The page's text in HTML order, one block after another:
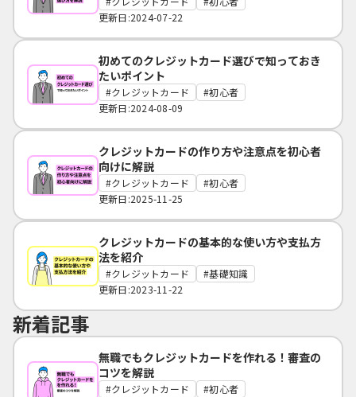
更新日:2024-07-22
初めてのクレジットカード選びで知っておき
たいポイント
クレジットカード
初心者
更新日:2024-08-09
クレジットカードの作り方や注意点を初心者
向けに解説
クレジットカード
初心者
更新日:2025-11-25
クレジットカードの基本的な使い方や支払方
法を紹介
クレジットカード
基礎知識
更新日:2023-11-22
新着記事
無職でもクレジットカードを作れる！審査の
コツを解説
クレジットカード
初心者